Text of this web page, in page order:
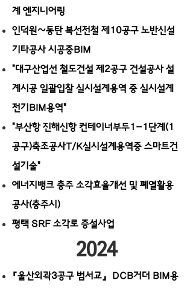
계 엔지니어링
인덕원~동탄 복선전철 제10공구 노반신설
기타공사 시공중BIM
"대구산업선 철도건설 제2공구 건설공사 설
계시공 일괄입찰 실시설계용역 중 실시설계
전기BIM용역"
"부산항 진해신항 컨테이너부두1-1단계(1
공구)축조공사T/K실시설계용역중 스마트건
설기술"
에너지뱅크 충주 소각효율개선 및 폐열활용
공사(충주시)
평택 SRF 소각로 증설사업
2024
​『울산외곽3공구 범서교』 DCB거더 BIM용